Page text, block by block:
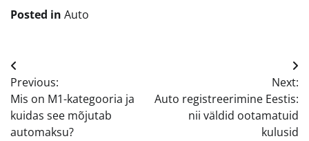
Posted in Auto
Navigeerimine
Previous:
Mis on M1-kategooria ja
kuidas see mõjutab
automaksu?
Next:
Auto registreerimine Eestis:
nii väldid ootamatuid
kulusid